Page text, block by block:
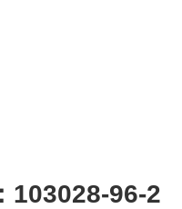
103028-96-2